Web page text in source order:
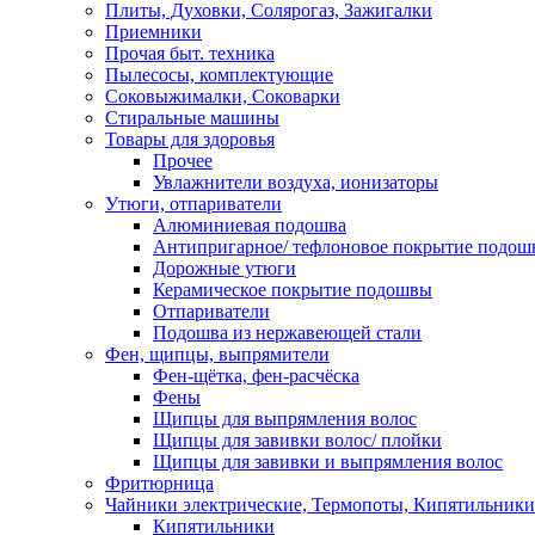
Плиты, Духовки, Солярогаз, Зажигалки
Приемники
Прочая быт. техника
Пылесосы, комплектующие
Соковыжималки, Соковарки
Стиральные машины
Товары для здоровья
Прочее
Увлажнители воздуха, ионизаторы
Утюги, отпариватели
Алюминиевая подошва
Антипригарное/ тефлоновое покрытие
Дорожные утюги
Керамическое покрытие подошвы
Отпариватели
Подошва из нержавеющей стали
Фен, щипцы, выпрямители
Фен-щётка, фен-расчёска
Фены
Щипцы для выпрямления волос
Щипцы для завивки волос/ плойки
Щипцы для завивки и выпрямления волос
Фритюрница
Чайники электрические, Термопоты, Кипятильники
Кипятильники